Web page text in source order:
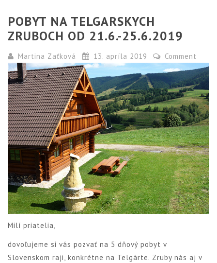
POBYT NA TELGARSKYCH
ZRUBOCH OD 21.6.-25.6.2019
Martina Zaťková 13. apríla 2019 Comment
Milí priatelia,
dovoľujeme si vás pozvať na 5 dňový pobyt v
Slovenskom raji, konkrétne na Telgárte. Zruby nás aj v